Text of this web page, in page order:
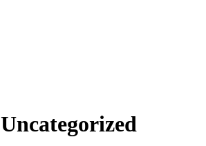
Uncategorized